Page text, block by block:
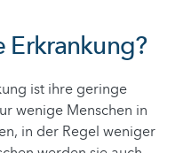
Erkrankung?
ist ihre geringe
wenige Menschen in
in der Regel weniger